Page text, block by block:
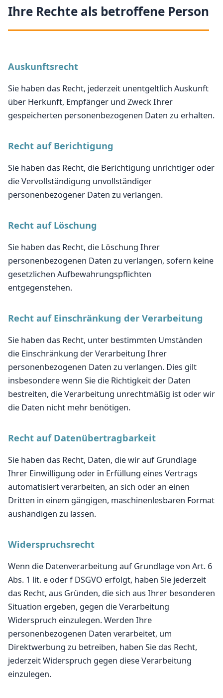
Ihre Rechte als betroffene Person
Auskunftsrecht
Sie haben das Recht, jederzeit unentgeltlich Auskunft
über Herkunft, Empfänger und Zweck Ihrer
gespeicherten personenbezogenen Daten zu erhalten.
Recht auf Berichtigung
Sie haben das Recht, die Berichtigung unrichtiger oder
die Vervollständigung unvollständiger
personenbezogener Daten zu verlangen.
Recht auf Löschung
Sie haben das Recht, die Löschung Ihrer
personenbezogenen Daten zu verlangen, sofern keine
gesetzlichen Aufbewahrungspflichten
entgegenstehen.
Recht auf Einschränkung der Verarbeitung
Sie haben das Recht, unter bestimmten Umständen
die Einschränkung der Verarbeitung Ihrer
personenbezogenen Daten zu verlangen. Dies gilt
insbesondere wenn Sie die Richtigkeit der Daten
bestreiten, die Verarbeitung unrechtmäßig ist oder wir
die Daten nicht mehr benötigen.
Recht auf Datenübertragbarkeit
Sie haben das Recht, Daten, die wir auf Grundlage
Ihrer Einwilligung oder in Erfüllung eines Vertrags
automatisiert verarbeiten, an sich oder an einen
Dritten in einem gängigen, maschinenlesbaren Format
aushändigen zu lassen.
Widerspruchsrecht
Wenn die Datenverarbeitung auf Grundlage von Art. 6
Abs. 1 lit. e oder f DSGVO erfolgt, haben Sie jederzeit
das Recht, aus Gründen, die sich aus Ihrer besonderen
Situation ergeben, gegen die Verarbeitung
Widerspruch einzulegen. Werden Ihre
personenbezogenen Daten verarbeitet, um
Direktwerbung zu betreiben, haben Sie das Recht,
jederzeit Widerspruch gegen diese Verarbeitung
einzulegen.